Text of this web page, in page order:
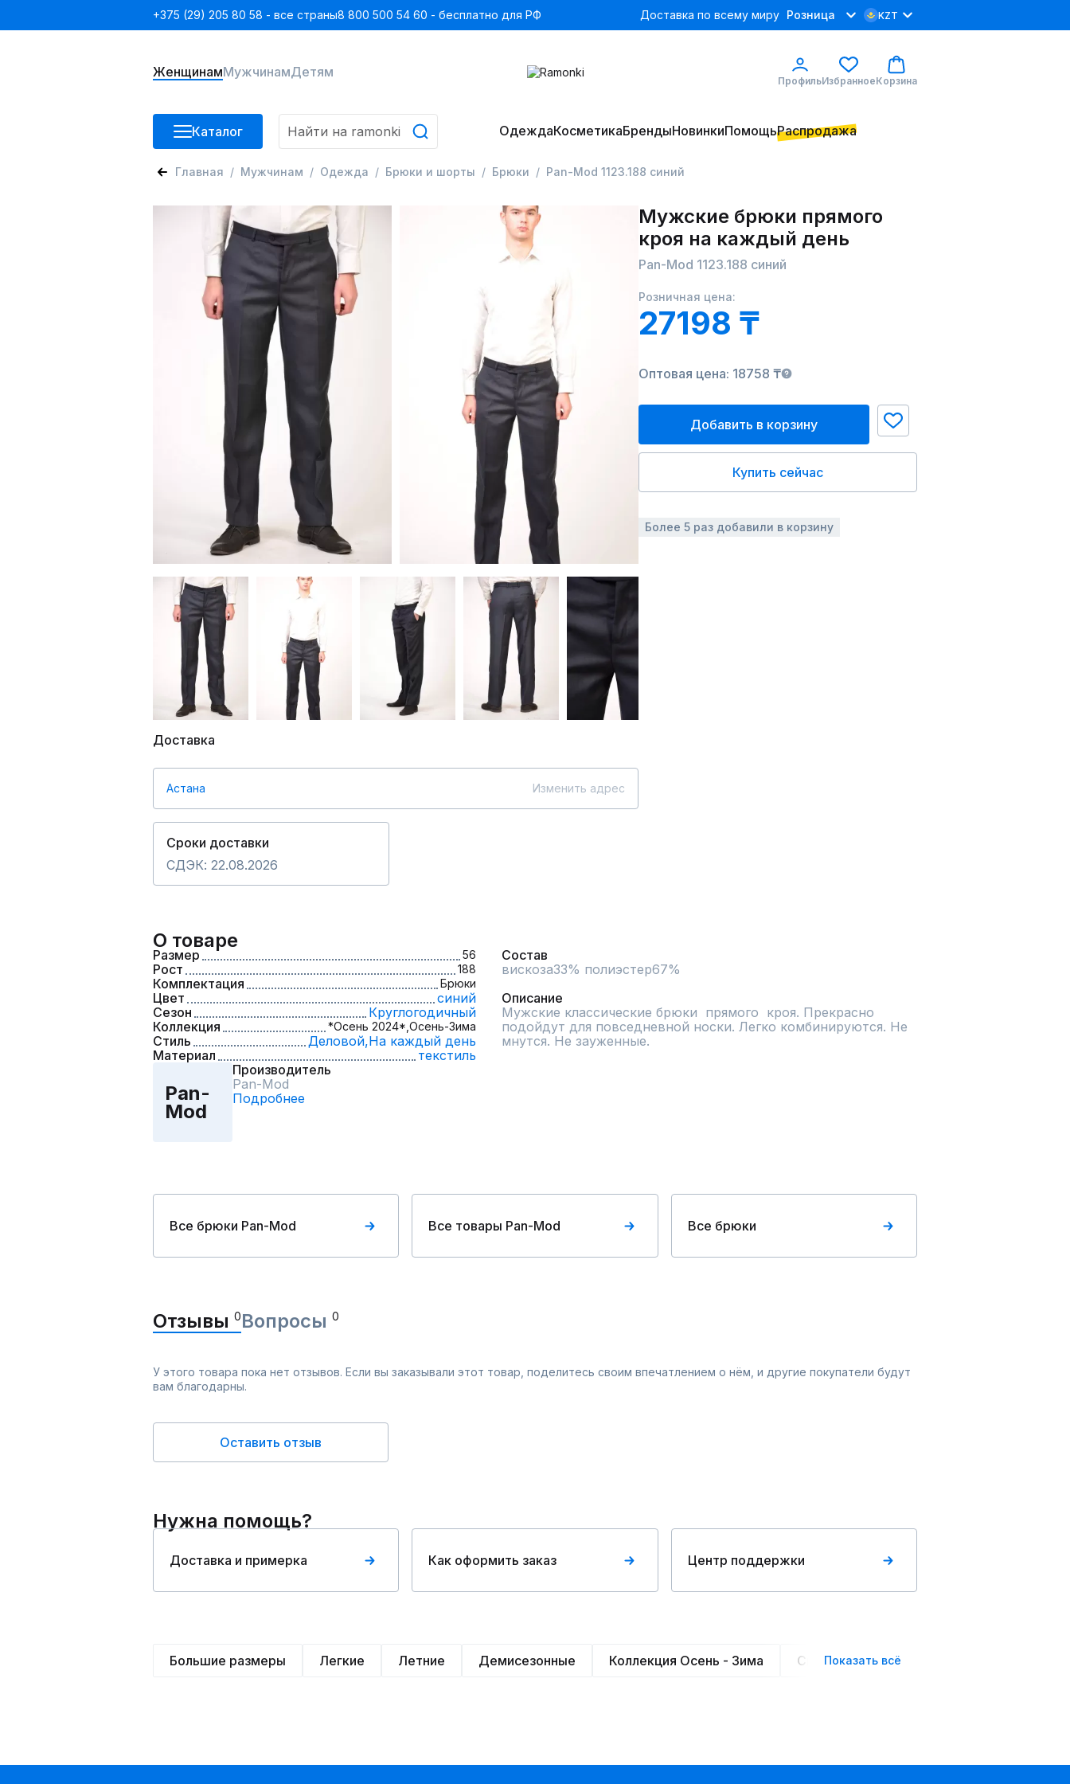
+375 (29) 205 80 58 - все страны8 800 500 54 60 - бесплатно для РФ Доставка по всему миру Розница KZT
ЖенщинамМужчинамДетям
ПрофильИзбранноеКорзина
Каталог ОдеждаКосметикаБрендыНовинкиПомощьРаспродажа
Главная Мужчинам Одежда Брюки и шорты Брюки Pan-Mod 1123.188 синий
Доставка
Астана Изменить адрес
Сроки доставки
СДЭК: 22.08.2026
Мужские брюки прямого
кроя на каждый день
Pan-Mod 1123.188 синий
Розничная цена:
27198 ₸
Оптовая цена: 18758 ₸
Добавить в корзину
Купить сейчас
Более 5 раз добавили в корзину
О товаре
Размер 56
Рост 188
Комплектация Брюки
Цвет
синий
Сезон
Круглогодичный
Коллекция
*Осень 2024*, Осень-Зима
Стиль Деловой,На каждый день
Материал
текстиль
Pan-
Mod
Производитель
Pan-Mod
Подробнее
Состав
вискоза33% полиэстер67%
Описание
Мужские классические брюки  прямого  кроя. Прекрасно
подойдут для повседневной носки. Легко комбинируются. Не
мнутся. Не зауженные.
Все брюки Pan-Mod Все товары Pan-Mod Все брюки
Отзывы 0Вопросы 0
У этого товара пока нет отзывов. Если вы заказывали этот товар, поделитесь своим впечатлением о нём, и другие покупатели будут
вам благодарны.
Оставить отзыв
Нужна помощь?
Доставка и примерка Как оформить заказ Центр поддержки
Большие размеры Легкие Летние Демисезонные Коллекция Осень - Зима Спортивные
Показать всё